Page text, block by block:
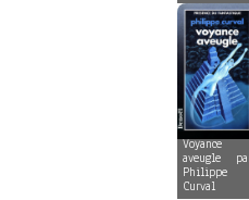
Voyance
aveugle
Philippe
Curval